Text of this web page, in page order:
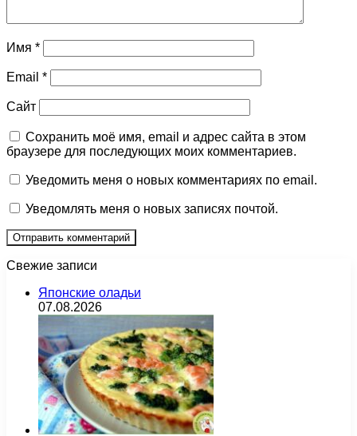
Имя *
Email *
Сайт
Сохранить моё имя, email и адрес сайта в этом
браузере для последующих моих комментариев.
Уведомить меня о новых комментариях по email.
Уведомлять меня о новых записях почтой.
Свежие записи
Японские оладьи
07.08.2026